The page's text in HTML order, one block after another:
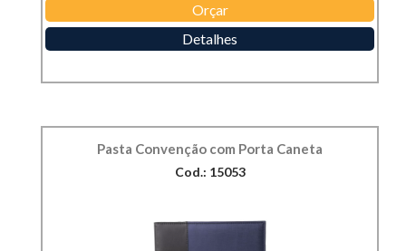
Orçar
Detalhes
Pasta Convenção com Porta Caneta
Cod.: 15053